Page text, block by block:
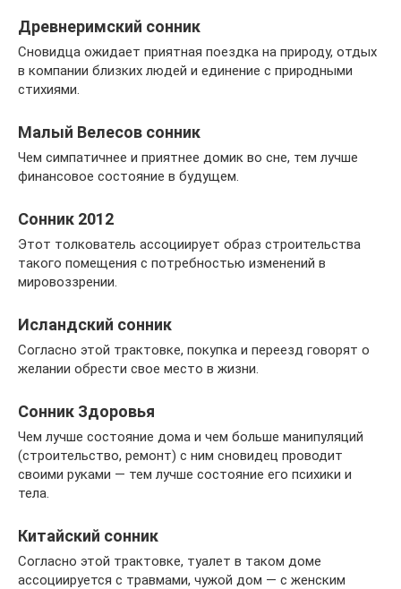
Древнеримский сонник
Сновидца ожидает приятная поездка на природу, отдых
в компании близких людей и единение с природными
стихиями.
Малый Велесов сонник
Чем симпатичнее и приятнее домик во сне, тем лучше
финансовое состояние в будущем.
Сонник 2012
Этот толкователь ассоциирует образ строительства
такого помещения с потребностью изменений в
мировоззрении.
Исландский сонник
Согласно этой трактовке, покупка и переезд говорят о
желании обрести свое место в жизни.
Сонник Здоровья
Чем лучше состояние дома и чем больше манипуляций
(строительство, ремонт) с ним сновидец проводит
своими руками — тем лучше состояние его психики и
тела.
Китайский сонник
Согласно этой трактовке, туалет в таком доме
ассоциируется с травмами, чужой дом — с женским